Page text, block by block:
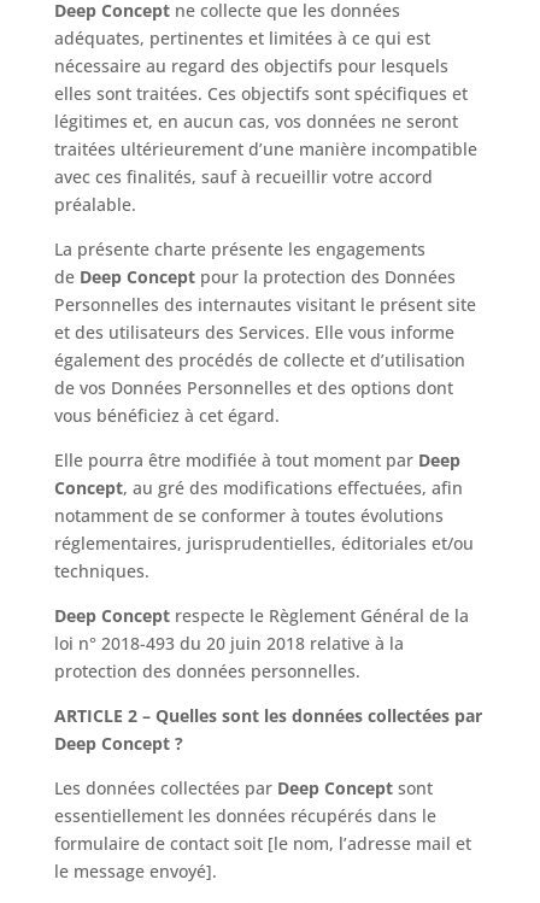
Deep Conceptne collecte que les données
adéquates, pertinentes et limitées à ce qui est
nécessaire au regard des objectifs pour lesquels
elles sont traitées. Ces objectifs sont spécifiques et
légitimes et, en aucun cas, vos données ne seront
traitées ultérieurement d’une manière incompatible
avec ces finalités, sauf à recueillir votre accord
préalable.
La présente charte présente les engagements
de Deep Conceptpour la protection des Données
Personnelles des internautes visitant le présent site
et des utilisateurs des Services. Elle vous informe
également des procédés de collecte et d’utilisation
de vos Données Personnelles et des options dont
vous bénéficiez à cet égard.
Elle pourra être modifiée à tout moment par Deep
Concept, au gré des modifications effectuées, afin
notamment de se conformer à toutes évolutions
réglementaires, jurisprudentielles, éditoriales et/ou
techniques.
Deep Conceptrespecte le Règlement Général de la
loi n° 2018-493 du 20 juin 2018 relative à la
protection des données personnelles.
ARTICLE 2 – Quelles sont les données collectées par
Deep Concept ?
Les données collectées par Deep Conceptsont
essentiellement les données récupérés dans le
formulaire de contact soit [le nom, l’adresse mail et
le message envoyé].